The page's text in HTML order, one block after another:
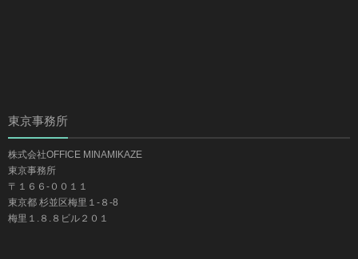
東京事務所
株式会社OFFICE MINAMIKAZE
東京事務所
〒１６６-００１１
東京都 杉並区梅里１-８-8
梅里１.８.８ビル２０１